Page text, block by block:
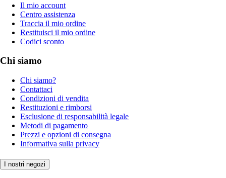
Il mio account
Centro assistenza
Traccia il mio ordine
Restituisci il mio ordine
Codici sconto
Chi siamo
Chi siamo?
Contattaci
Condizioni di vendita
Restituzioni e rimborsi
Esclusione di responsabilità legale
Metodi di pagamento
Prezzi e opzioni di consegna
Informativa sulla privacy
I nostri negozi